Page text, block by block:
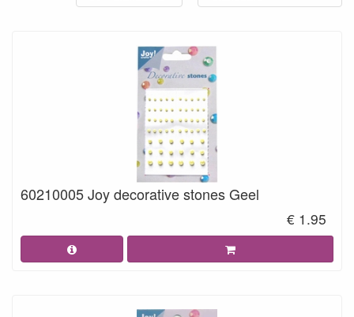
60210005 Joy decorative stones Geel
€ 1.95